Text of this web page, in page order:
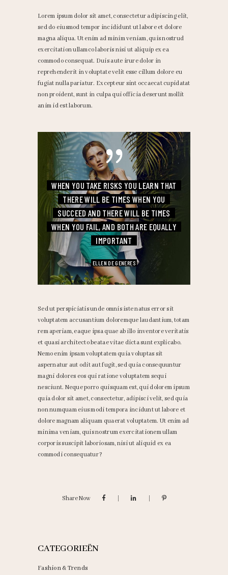
Lorem ipsum dolor sit amet, consectetur adipiscing elit,
sed do eiusmod tempor incididunt ut labore et dolore
magna aliqua. Ut enim ad minim veniam, quis nostrud
exercitation ullamco laboris nisi ut aliquip ex ea
commodo consequat. Duis aute irure dolor in
reprehenderit in voluptate velit esse cillum dolore eu
fugiat nulla pariatur. Excepteur sint occaecat cupidatat
non proident, sunt in culpa qui officia deserunt mollit
anim id est laborum.
WHEN YOU TAKE RISKS YOU LEARN THAT
THERE WILL BE TIMES WHEN YOU
SUCCEED AND THERE WILL BE TIMES
WHEN YOU FAIL, AND BOTH ARE EQUALLY
IMPORTANT
ELLEN DE GENERES
Sed ut perspiciatis unde omnis iste natus error sit
voluptatem accusantium doloremque laudantium, totam
rem aperiam, eaque ipsa quae ab illo inventore veritatis
et quasi architecto beatae vitae dicta sunt explicabo.
Nemo enim ipsam voluptatem quia voluptas sit
aspernatur aut odit aut fugit, sed quia consequuntur
magni dolores eos qui ratione voluptatem sequi
nesciunt. Neque porro quisquam est, qui dolorem ipsum
quia dolor sit amet, consectetur, adipisci velit, sed quia
non numquam eius modi tempora incidunt ut labore et
dolore magnam aliquam quaerat voluptatem. Ut enim ad
minima veniam, quis nostrum exercitationem ullam
corporis suscipit laboriosam, nisi ut aliquid ex ea
commodi consequatur?
Share Now
CATEGORIEËN
Fashion & Trends